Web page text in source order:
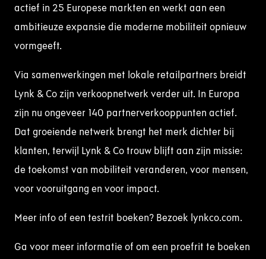
actief in 25 Europese markten en werkt aan een
ambitieuze expansie die moderne mobiliteit opnieuw
vormgeeft.
Via samenwerkingen met lokale retailpartners breidt
Lynk & Co zijn verkoopnetwerk verder uit. In Europa
zijn nu ongeveer 140 partnerverkooppunten actief.
Dat groeiende netwerk brengt het merk dichter bij
klanten, terwijl Lynk & Co trouw blijft aan zijn missie:
de toekomst van mobiliteit veranderen, voor mensen,
voor vooruitgang en voor impact.
Meer info of een testrit boeken? Bezoek lynkco.com.
Ga voor meer informatie of om een proefrit te boeken